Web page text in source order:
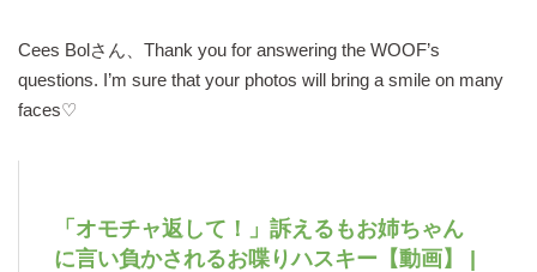
Cees Bolさん、Thank you for answering the WOOF’s
questions. I’m sure that your photos will bring a smile on many
faces♡
「オモチャ返して！」訴えるもお姉ちゃん
に言い負かされるお喋りハスキー【動画】 |